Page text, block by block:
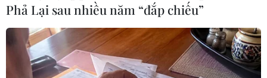
sẽ đạt mức 1.085 tỷ USD cho cả tài khóa, mức
cao nhất kể từ 2012./.
(TTXVN/Vietnam+)
Phả Lại sau nhiều năm “đắp chiếu”